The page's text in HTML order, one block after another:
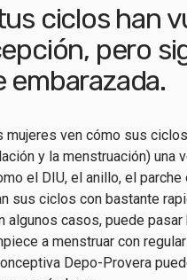
ciclos han
pero
embarazada.
mujeres ven cómo sus
y la menstruación)
el DIU, el anillo, el
sus ciclos con bastante
algunos casos, puede
a menstruar con
Depo-Provera